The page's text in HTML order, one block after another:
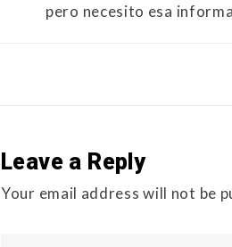
pero necesito esa
Leave a Reply
Your email address will not be